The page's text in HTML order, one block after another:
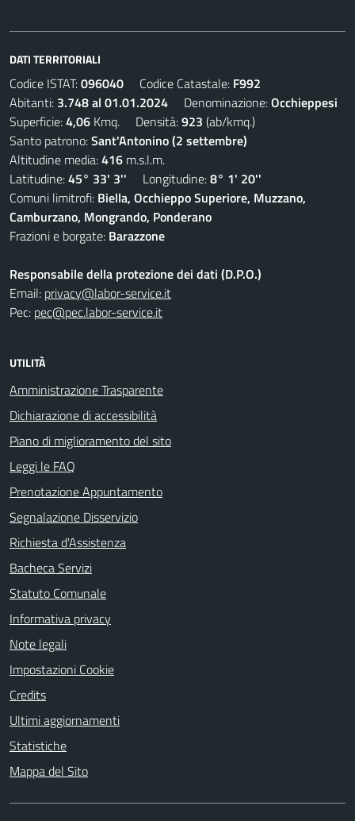
DATI TERRITORIALI
Codice ISTAT:096040 Codice Catastale: F992
Abitanti: 3.748 al 01.01.2024 Denominazione:Occhieppesi
Superficie:4,06 Kmq. Densità:923 (ab/kmq.)
Santo patrono:Sant'Antonino (2 settembre)
Altitudine media:416 m.s.l.m.
Latitudine:45° 33' 3'' Longitudine:8° 1' 20''
Comuni limitrofi: Biella, Occhieppo Superiore, Muzzano,
Camburzano, Mongrando, Ponderano
Frazioni e borgate: Barazzone
Responsabile della protezione dei dati (D.P.O.)
Email: privacy@labor-service.it
Pec: pec@pec.labor-service.it
UTILITÀ
Amministrazione Trasparente
Dichiarazione di accessibilità
Piano di miglioramento del sito
Leggi le FAQ
Prenotazione Appuntamento
Segnalazione Disservizio
Richiesta d'Assistenza
Bacheca Servizi
Statuto Comunale
Informativa privacy
Note legali
Impostazioni Cookie
Credits
Ultimi aggiornamenti
Statistiche
Mappa del Sito